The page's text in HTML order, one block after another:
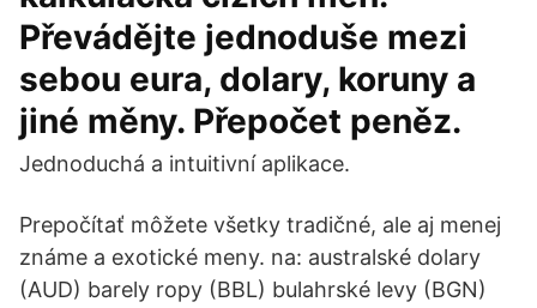
Převádějte jednoduše mezi
sebou eura, dolary, koruny a
jiné měny. Přepočet peněz.
Jednoduchá a intuitivní aplikace.
Prepočítať môžete všetky tradičné, ale aj menej
známe a exotické meny. na: australské dolary
(AUD) barely ropy (BBL) bulahrské levy (BGN)